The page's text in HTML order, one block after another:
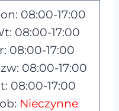
08:00-17:00
08:00-17:00
08:00-17:00
08:00-17:00
08:00-17:00
Nieczynne